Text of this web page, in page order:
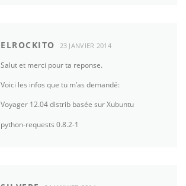
ELROCKITO 23 JANVIER 2014
Salut et merci pour ta reponse.
Voici les infos que tu m’as demandé:
Voyager 12.04 distrib basée sur Xubuntu
python-requests 0.8.2-1